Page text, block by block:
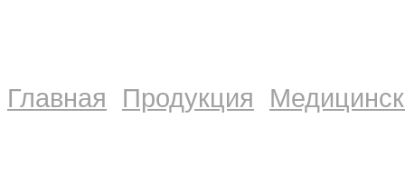
Главная Продукция